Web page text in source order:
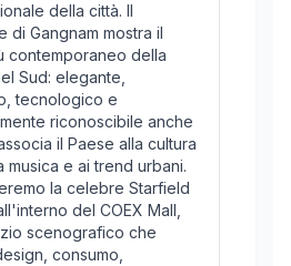
della città. Il
di Gangnam mostra il
contemporaneo della
Sud: elegante,
tecnologico e
riconoscibile anche
il Paese alla cultura
musica e ai trend urbani.
la celebre Starfield
del COEX Mall,
scenografico che
consumo,